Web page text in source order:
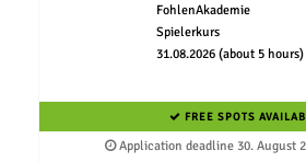
FohlenAkademie
Spielerkurs
31.08.2026 (about 5 hours)
FREE SPOTS
Application deadline 30. August